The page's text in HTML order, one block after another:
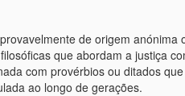
de origem anónima
que abordam a justiça
com provérbios ou ditados
ao longo de gerações.